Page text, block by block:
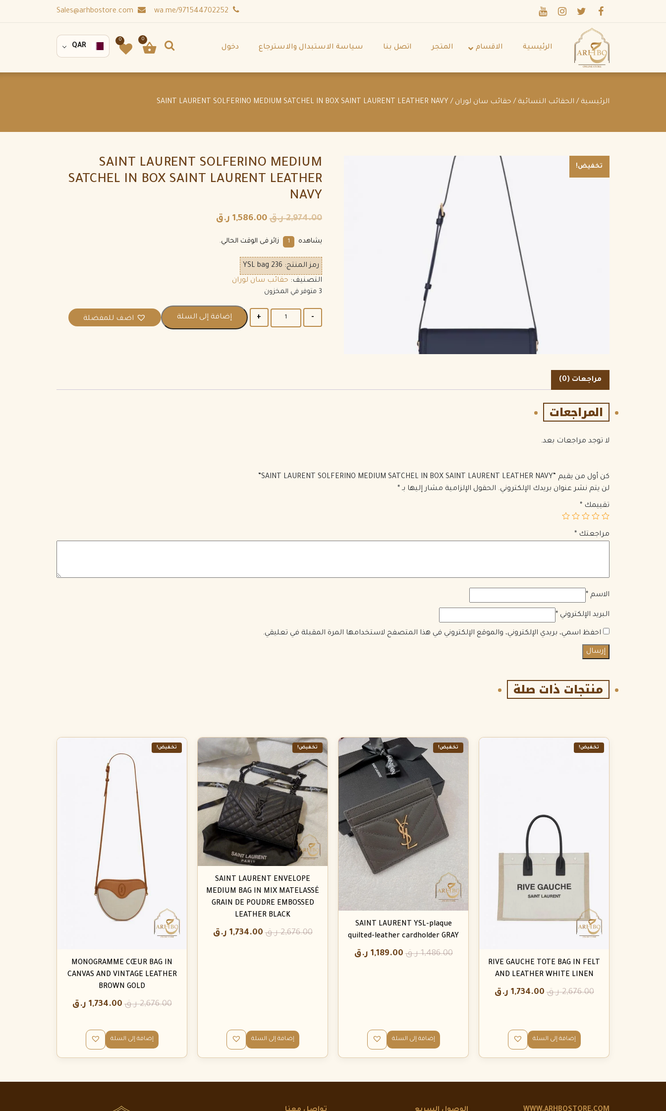
الرئيسية الاقسام المتجر اتصل بنا سياسة الاستبدال والاسترجاع دخول
0
0
QAR
الرئيسية / الحقائب النسائية / حقائب سان لوران / SAINT LAURENT SOLFERINO MEDIUM SATCHEL IN BOX SAINT LAURENT LEATHER NAVY
تخفيض!
SAINT LAURENT SOLFERINO MEDIUM
SATCHEL IN BOX SAINT LAURENT LEATHER
NAVY
2,974.00 ر.ق 1,586.00 ر.ق
يشاهده 1 زائر فى الوقت الحالي.
رمز المنتج: YSL bag 236
التصنيف: حقائب سان لوران
3 متوفر في المخزون
إضافة إلى السلة اضف للمفضلة
مراجعات (0)
المراجعات
لا توجد مراجعات بعد.
كن أول من يقيم “SAINT LAURENT SOLFERINO MEDIUM SATCHEL IN BOX SAINT LAURENT LEATHER NAVY”
لن يتم نشر عنوان بريدك الإلكتروني. الحقول الإلزامية مشار إليها بـ *
تقييمك *
مراجعتك *
الاسم *
البريد الإلكتروني *
احفظ اسمي، بريدي الإلكتروني، والموقع الإلكتروني في هذا المتصفح لاستخدامها المرة المقبلة في تعليقي.
منتجات ذات صلة
تخفيض!
RIVE GAUCHE TOTE BAG IN FELT
AND LEATHER WHITE LINEN
2,676.00 ر.ق 1,734.00 ر.ق
إضافة إلى السلة
تخفيض!
SAINT LAURENT YSL-plaque
quilted-leather cardholder GRAY
1,486.00 ر.ق 1,189.00 ر.ق
إضافة إلى السلة
تخفيض!
SAINT LAURENT ENVELOPE
MEDIUM BAG IN MIX MATELASSÉ
GRAIN DE POUDRE EMBOSSED
LEATHER BLACK
2,676.00 ر.ق 1,734.00 ر.ق
إضافة إلى السلة
تخفيض!
MONOGRAMME CŒUR BAG IN
CANVAS AND VINTAGE LEATHER
BROWN GOLD
2,676.00 ر.ق 1,734.00 ر.ق
إضافة إلى السلة